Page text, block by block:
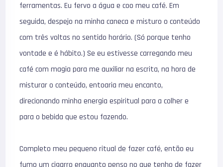
ferramentas. Eu fervo a água e coo meu café. Em
seguida, despejo na minha caneca e misturo o conteúdo
com três voltas no sentido horário. (Só porque tenho
vontade e é hábito.) Se eu estivesse carregando meu
café com magia para me auxiliar na escrita, na hora de
misturar o conteúdo, entoaria meu encanto,
direcionando minha energia espiritual para a colher e
para o bebida que estou fazendo.
Completo meu pequeno ritual de fazer café, então eu
fumo um cigarro enquanto penso no que tenho de fazer